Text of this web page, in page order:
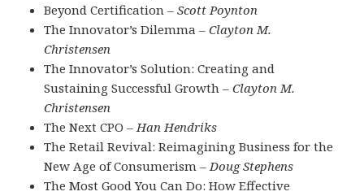
Beyond Certification –Scott Poynton
The Innovator’s Dilemma –Clayton M.
Christensen
The Innovator’s Solution: Creating and
Sustaining Successful Growth –Clayton M.
Christensen
The Next CPO –Han Hendriks
The Retail Revival: Reimagining Business for the
New Age of Consumerism –Doug Stephens
The Most Good You Can Do: How Effective